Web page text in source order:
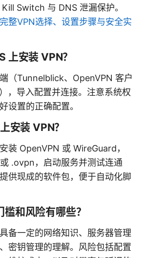
Switch 与 DNS 泄漏保护。
整VPN选择、设置步骤与安全实
上安装 VPN？
（Tunnelblick、OpenVPN 客户
，导入配置并连接。注意系统权
设置的正确配置。
安装 VPN？
装 OpenVPN 或 WireGuard，
.ovpn，启动服务并测试连通
供现成的软件包，便于自动化脚
和风险有哪些？
备一定的网络知识、服务器管理
密钥管理的理解。风险包括配置